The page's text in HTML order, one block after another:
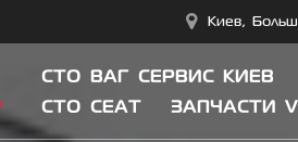
Киев,
СТО ВАГ СЕРВИС КИЕВ
СТО СЕАТ
ЗАПЧАСТИ